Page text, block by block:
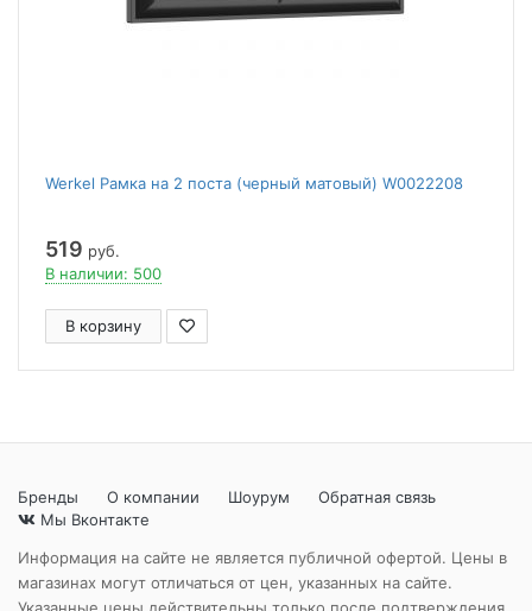
Werkel Рамка на 2 поста (черный матовый) W0022208
519 руб.
В наличии: 500
В корзину
Бренды О компании Шоурум
Обратная связь
Мы Вконтакте
Информация на сайте не является публичной офертой. Цены в
магазинах могут отличаться от цен, указанных на сайте.